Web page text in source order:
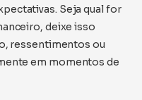
Seja qual for
deixe isso
ressentimentos ou
em momentos de